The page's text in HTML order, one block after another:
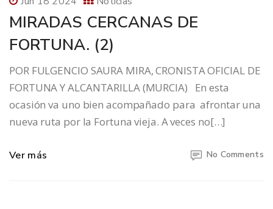
MIRADAS CERCANAS DE
FORTUNA. (2)
POR FULGENCIO SAURA MIRA, CRONISTA OFICIAL DE
FORTUNA Y ALCANTARILLA (MURCIA) En esta
ocasión va uno bien acompañado para afrontar una
nueva ruta por la Fortuna vieja. A veces no[…]
Ver más No Comments